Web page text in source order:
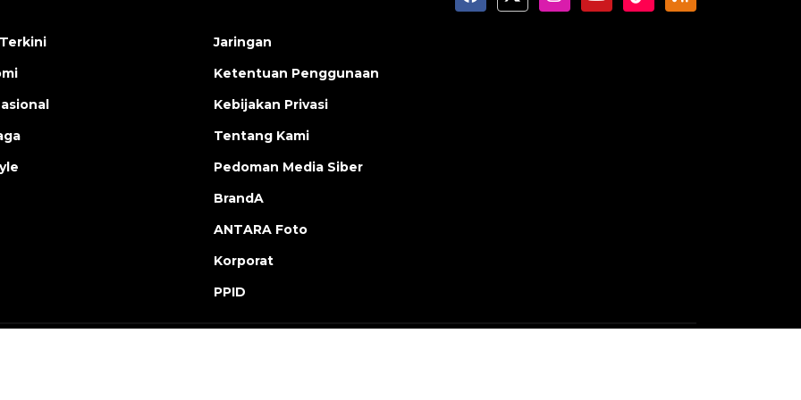
Jaringan
Ketentuan Penggunaan
Kebijakan Privasi
Tentang Kami
Pedoman Media Siber
BrandA
ANTARA Foto
Korporat
PPID